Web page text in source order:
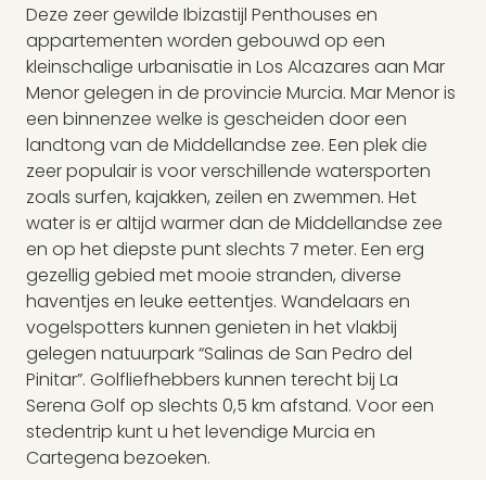
Deze zeer gewilde Ibizastijl Penthouses en
appartementen worden gebouwd op een
kleinschalige urbanisatie in Los Alcazares aan Mar
Menor gelegen in de provincie Murcia. Mar Menor is
een binnenzee welke is gescheiden door een
landtong van de Middellandse zee. Een plek die
zeer populair is voor verschillende watersporten
zoals surfen, kajakken, zeilen en zwemmen. Het
water is er altijd warmer dan de Middellandse zee
en op het diepste punt slechts 7 meter. Een erg
gezellig gebied met mooie stranden, diverse
haventjes en leuke eettentjes. Wandelaars en
vogelspotters kunnen genieten in het vlakbij
gelegen natuurpark “Salinas de San Pedro del
Pinitar”. Golfliefhebbers kunnen terecht bij La
Serena Golf op slechts 0,5 km afstand. Voor een
stedentrip kunt u het levendige Murcia en
Cartegena bezoeken.